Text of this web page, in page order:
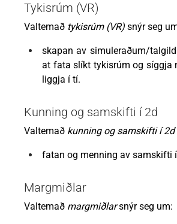
Tykisrúm (VR)
Valtemað tykisrúm (VR) snýr seg
skapan av simuleraðum/
at fata slíkt tykisrúm og síggja
liggja í tí.
Kunning og samskifti í 2d
Valtemað kunning og samskifti í 2d
fatan og menning av samskifti
Margmiðlar
Valtemað margmiðlarsnýr seg um: